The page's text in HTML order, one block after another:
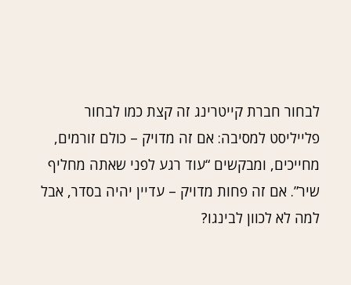
לבחור חברת קייטרינג זה קצת כמו לבחור
פלייליסט למסיבה: אם זה מדויק – כולם זורמים,
מחייכים, ומבקשים “עוד רגע לפני שאתה מחליף
שיר”. אם זה פחות מדויק – עדיין יהיה בסדר, אבל
למה לא לכוון לבינגו?